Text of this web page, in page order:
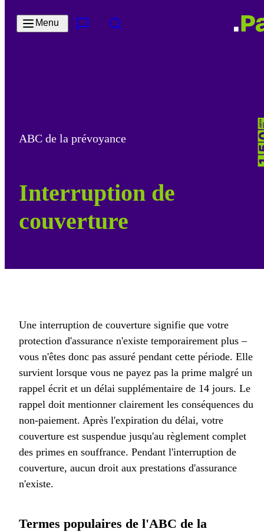
Menu
ABC de la prévoyance
Interruption de
couverture
Une interruption de couverture signifie que votre
protection d'assurance n'existe temporairement plus –
vous n'êtes donc pas assuré pendant cette période. Elle
survient lorsque vous ne payez pas la prime malgré un
rappel écrit et un délai supplémentaire de 14 jours. Le
rappel doit mentionner clairement les conséquences du
non-paiement. Après l'expiration du délai, votre
couverture est suspendue jusqu'au règlement complet
des primes en souffrance. Pendant l'interruption de
couverture, aucun droit aux prestations d'assurance
n'existe.
Termes populaires de l'ABC de la